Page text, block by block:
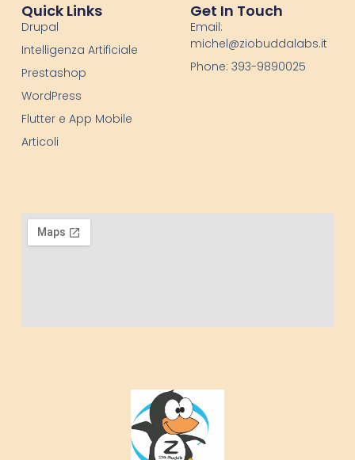
Quick Links
Drupal
Intelligenza Artificiale
Prestashop
WordPress
Flutter e App Mobile
Articoli
Get In Touch
Email:
michel@ziobuddalabs.it
Phone: 393-9890025